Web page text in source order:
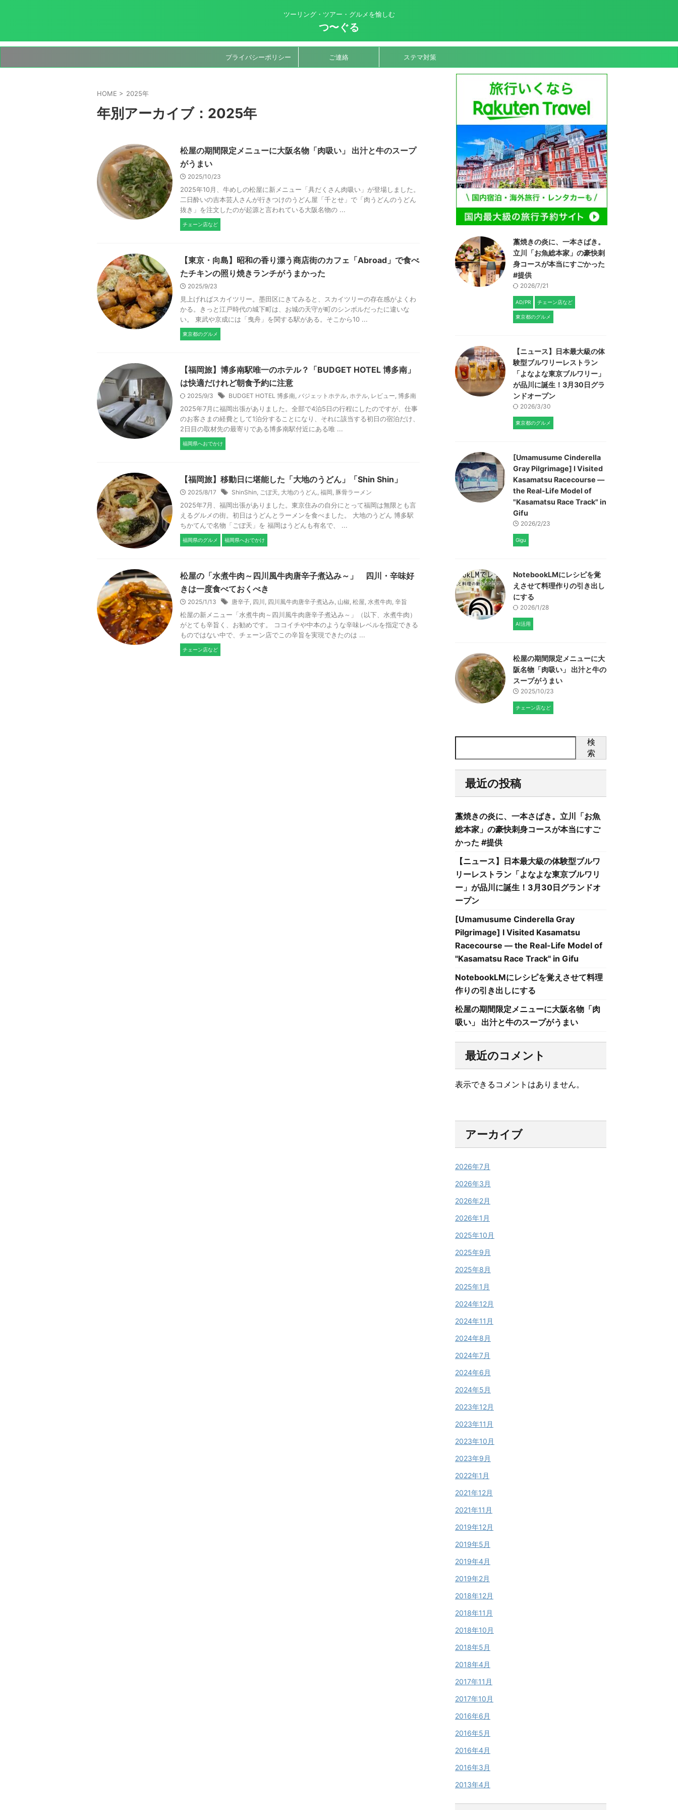
ツーリング・ツアー・グルメを愉しむ
つ〜ぐる
プライバシーポリシー ご連絡 ステマ対策
HOME > 2025年
年別アーカイブ：2025年
松屋の期間限定メニューに大阪名物「肉吸い」 出汁と牛のスープ
がうまい
2025/10/23
2025年10月、牛めしの松屋に新メニュー「具だくさん肉吸い」が登場しました。
二日酔いの吉本芸人さんが行きつけのうどん屋「千とせ」で「肉うどんのうどん
抜き」を注文したのが起源と言われている大阪名物の ...
チェーン店など
【東京・向島】昭和の香り漂う商店街のカフェ「Abroad」で食べ
たチキンの照り焼きランチがうまかった
2025/9/23
見上げればスカイツリー。墨田区にきてみると、スカイツリーの存在感がよくわ
かる。きっと江戸時代の城下町は、お城の天守が町のシンボルだったに違いな
い。 東武や京成には「曳舟」を関する駅がある。そこから10 ...
東京都のグルメ
【福岡旅】博多南駅唯一のホテル？「BUDGET HOTEL 博多南」
は快適だけれど朝食予約に注意
2025/9/3 BUDGET HOTEL 博多南, バジェットホテル, ホテル, レビュー, 博多南
2025年7月に福岡出張がありました。全部で4泊5日の行程にしたのですが、仕事
のお客さまの経費として1泊分することになり、それに該当する初日の宿泊だけ、
2日目の取材先の最寄りである博多南駅付近にある唯 ...
福岡県へおでかけ
【福岡旅】移動日に堪能した「大地のうどん」「Shin Shin」
2025/8/17 ShinShin, ごぼ天, 大地のうどん, 福岡, 豚骨ラーメン
2025年7月、福岡出張がありました。東京住みの自分にとって福岡は無限とも言
えるグルメの街。初日はうどんとラーメンを食べました。 大地のうどん 博多駅
ちかてんで名物「ごぼ天」を 福岡はうどんも有名で、 ...
福岡県のグルメ 福岡県へおでかけ
松屋の「水煮牛肉～四川風牛肉唐辛子煮込み～」 四川・辛味好
きは一度食べておくべき
2025/1/13 唐辛子, 四川 , 四川風牛肉唐辛子煮込み, 山椒, 松屋, 水煮牛肉, 辛旨
松屋の新メニュー「水煮牛肉～四川風牛肉唐辛子煮込み～」（以下、水煮牛肉）
がとても辛旨く、お勧めです。 ココイチや中本のような辛味レベルを指定できる
ものではない中で、チェーン店でこの辛旨を実現できたのは ...
チェーン店など
藁焼きの炎に、一本さばき。
立川「お魚総本家」の豪快刺
身コースが本当にすごかった
#提供
2026/7/21
AD/PR チェーン店など
東京都のグルメ
【ニュース】日本最大級の体
験型ブルワリーレストラン
「よなよな東京ブルワリー」
が品川に誕生！3月30日グラ
ンドオープン
2026/3/30
東京都のグルメ
[Umamusume Cinderella
Gray Pilgrimage] I Visited
Kasamatsu Racecourse —
the Real-Life Model of
"Kasamatsu Race Track" in
Gifu
2026/2/23
Gigu
NotebookLMにレシピを覚
えさせて料理作りの引き出し
にする
2026/1/28
AI活用
松屋の期間限定メニューに大
阪名物「肉吸い」 出汁と牛の
スープがうまい
2025/10/23
チェーン店など
検
索
最近の投稿
藁焼きの炎に、一本さばき。立川「お魚
総本家」の豪快刺身コースが本当にすご
かった #提供
【ニュース】日本最大級の体験型ブルワ
リーレストラン「よなよな東京ブルワリ
ー」が品川に誕生！3月30日グランドオ
ープン
[Umamusume Cinderella Gray
Pilgrimage] I Visited Kasamatsu
Racecourse — the Real-Life Model of
"Kasamatsu Race Track" in Gifu
NotebookLMにレシピを覚えさせて料理
作りの引き出しにする
松屋の期間限定メニューに大阪名物「肉
吸い」 出汁と牛のスープがうまい
最近のコメント
表示できるコメントはありません。
アーカイブ
2026年7月
2026年3月
2026年2月
2026年1月
2025年10月
2025年9月
2025年8月
2025年1月
2024年12月
2024年11月
2024年8月
2024年7月
2024年6月
2024年5月
2023年12月
2023年11月
2023年10月
2023年9月
2022年1月
2021年12月
2021年11月
2019年12月
2019年5月
2019年4月
2019年2月
2018年12月
2018年11月
2018年10月
2018年5月
2018年4月
2017年11月
2017年10月
2016年6月
2016年5月
2016年4月
2016年3月
2013年4月